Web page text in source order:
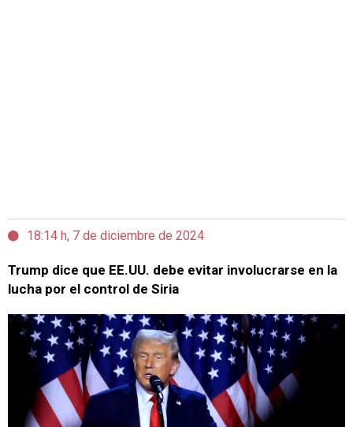
18:14 h, 7 de diciembre de 2024
Trump dice que EE.UU. debe evitar involucrarse en la
lucha por el control de Siria